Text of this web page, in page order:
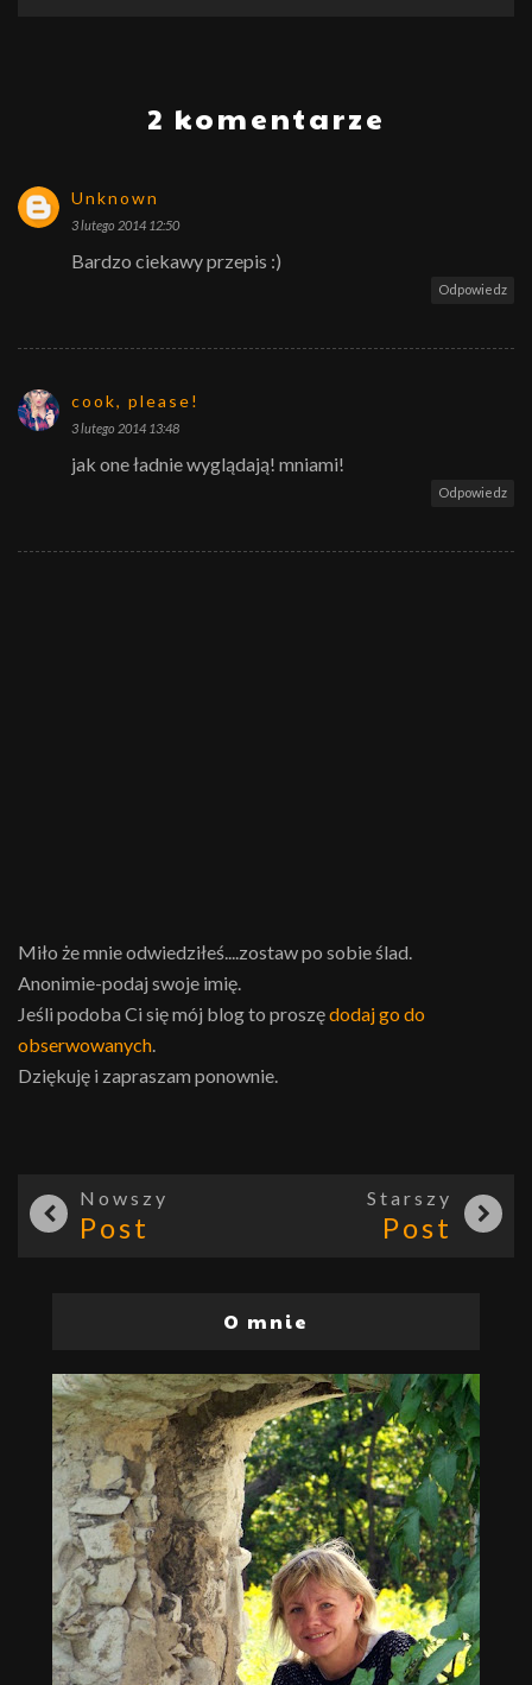
2 komentarze
Unknown
3 lutego 2014 12:50
Bardzo ciekawy przepis :)
Odpowiedz
cook, please!
3 lutego 2014 13:48
jak one ładnie wyglądają! mniami!
Odpowiedz
Miło że mnie odwiedziłeś....zostaw po sobie ślad.
Anonimie-podaj swoje imię.
Jeśli podoba Ci się mój blog to proszędodaj go do
obserwowanych.
Dziękuję i zapraszam ponownie.
Nowszy
Post
Starszy
Post
O mnie